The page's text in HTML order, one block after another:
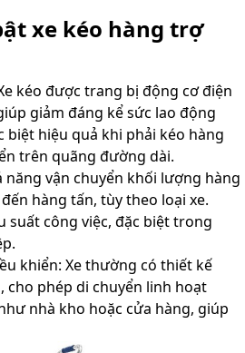
xe kéo hàng trợ
kéo được trang bị động cơ điện
giảm đáng kể sức lao động
biệt hiệu quả khi phải kéo hàng
trên quãng đường dài.
năng vận chuyển khối lượng hàng
hàng tấn, tùy theo loại xe.
suất công việc, đặc biệt trong
khiển: Xe thường có thiết kế
cho phép di chuyển linh hoạt
nhà kho hoặc cửa hàng, giúp